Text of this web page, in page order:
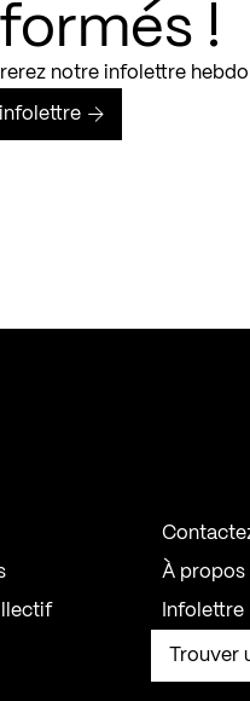
!
notre infolettre
À propos
Infolettre
Trouver